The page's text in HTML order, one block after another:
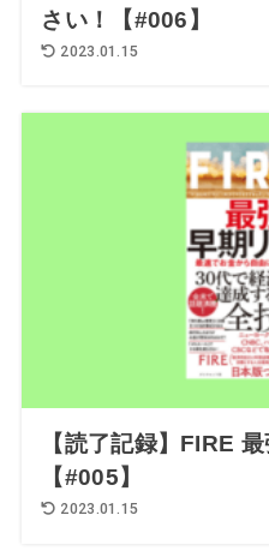
さい！【#006】
2023.01.15
【読了記録】FIRE
【#005】
2023.01.15